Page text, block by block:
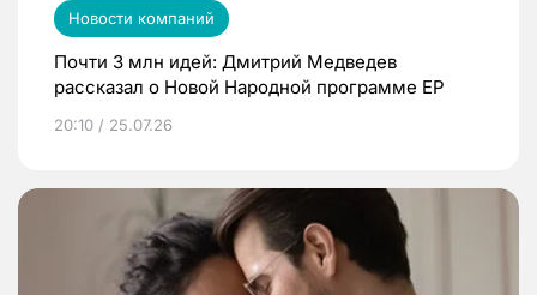
Новости компаний
Почти 3 млн идей: Дмитрий Медведев
рассказал о Новой Народной программе ЕР
20:10 / 25.07.26